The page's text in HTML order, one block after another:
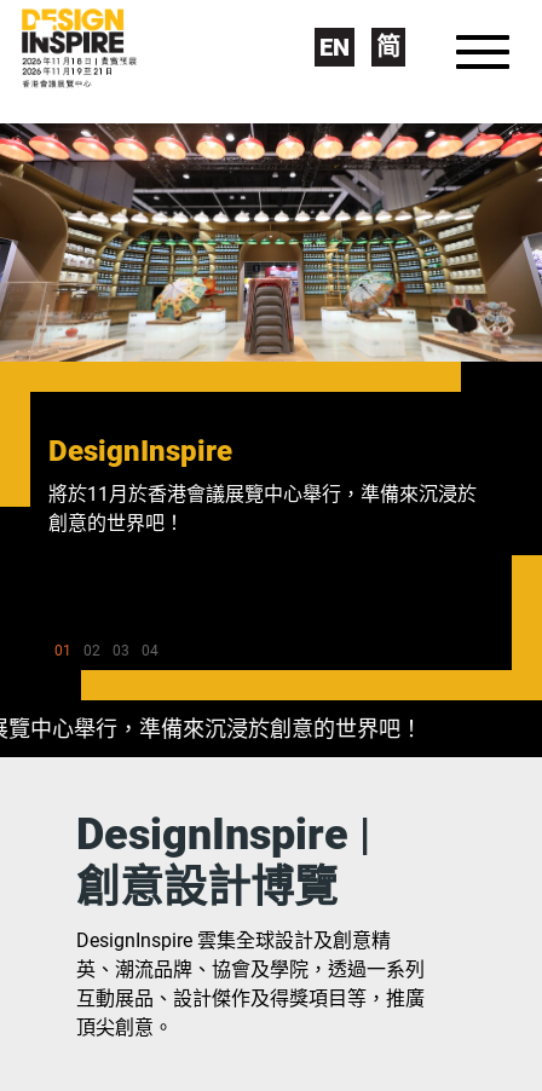
EN 简
DesignInspire
將於11月於香港會議展覽中心舉行，準備來沉浸於
創意的世界吧！
01 02 03 04
心舉行，準備來沉浸於創意的世界吧！
DesignInspire |
創意設計博覽
DesignInspire 雲集全球設計及創意精
英、潮流品牌、協會及學院，透過一系列
互動展品、設計傑作及得獎項目等，推廣
頂尖創意。